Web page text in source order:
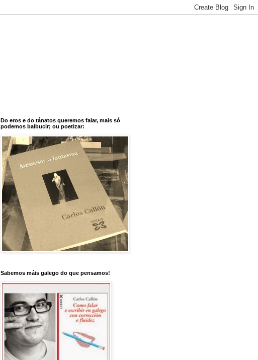
Do eros e do tánatos queremos falar, mais só
podemos balbucir; ou poetizar:
Sabemos máis galego do que pensamos!